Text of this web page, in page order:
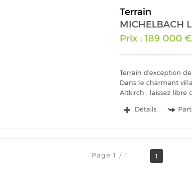
Terrain
MICHELBACH
Prix : 189 000
Terrain d'exception de
Dans le charmant
Altkirch , laissez libre
Détails
Page 1 / 1 1